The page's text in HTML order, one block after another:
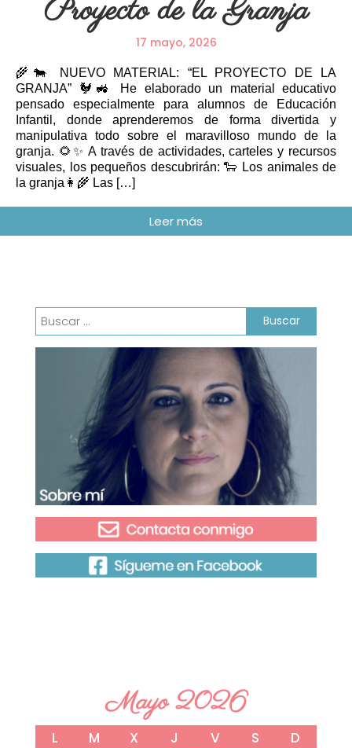
Proyecto de la Granja
17 mayo, 2026
🌾🐄 NUEVO MATERIAL: “EL PROYECTO DE LA
GRANJA” 🐓🚜 He elaborado un material educativo
pensado especialmente para alumnos de Educación
Infantil, donde aprenderemos de forma divertida y
manipulativa todo sobre el maravilloso mundo de la
granja. 🌻✨ A través de actividades, carteles y recursos
visuales, los pequeños descubrirán: 🐑 Los animales de
la granja👩‍🌾 Las […]
Buscar:
Mayo 2026
L M X J V S D